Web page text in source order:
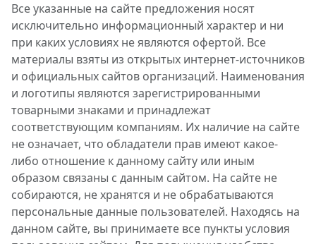
Все указанные на сайте предложения носят
исключительно информационный характер и ни
при каких условиях не являются офертой. Все
материалы взяты из открытых интернет-источников
и официальных сайтов организаций. Наименования
и логотипы являются зарегистрированными
товарными знаками и принадлежат
соответствующим компаниям. Их наличие на сайте
не означает, что обладатели прав имеют какое-
либо отношение к данному сайту или иным
образом связаны с данным сайтом. На сайте не
собираются, не хранятся и не обрабатываются
персональные данные пользователей. Находясь на
данном сайте, вы принимаете все пункты условия